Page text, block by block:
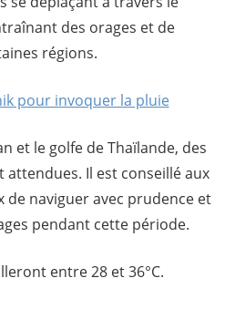
des orages et de
régions.
pour invoquer la pluie
et le golfe de Thaïlande, des
attendues. Il est conseillé aux
de naviguer avec prudence et
pendant cette période.
entre 28 et 36°C.